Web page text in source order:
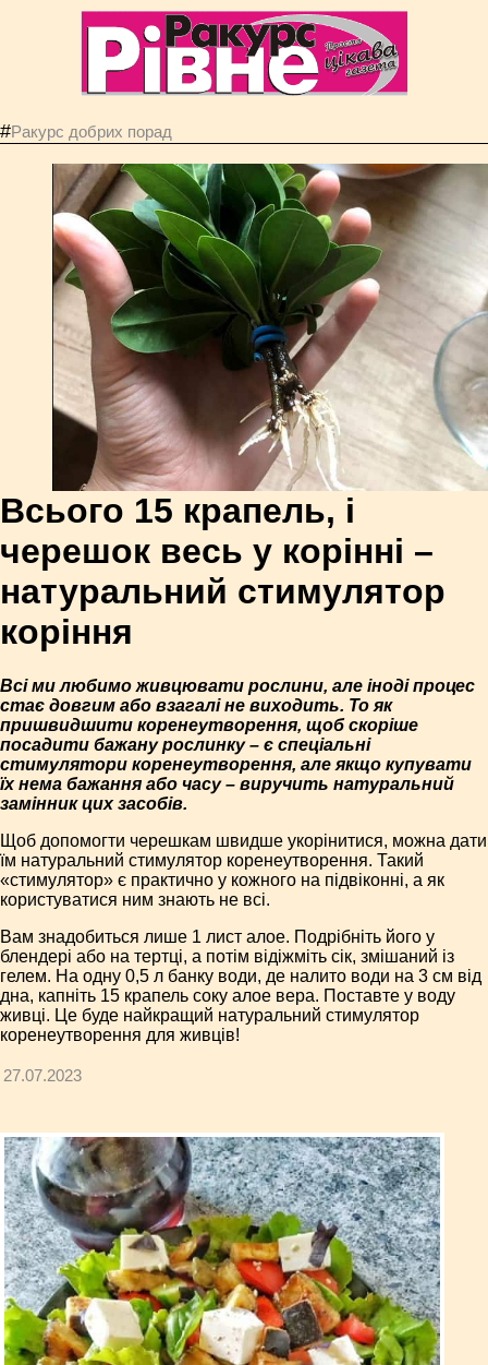
#Ракурс добрих порад
Всього 15 крапель, і
черешок весь у корінні –
натуральний стимулятор
коріння
Всі ми любимо живцювати рослини, але іноді процес
стає довгим або взагалі не виходить. То як
пришвидшити коренеутворення, щоб скоріше
посадити бажану рослинку – є спеціальні
стимулятори коренеутворення, але якщо купувати
їх нема бажання або часу – виручить натуральний
замінник цих засобів.
Щоб допомогти черешкам швидше укорінитися, можна дати
їм натуральний стимулятор коренеутворення. Такий
«стимулятор» є практично у кожного на підвіконні, а як
користуватися ним знають не всі.
Вам знадобиться лише 1 лист алое. Подрібніть його у
блендері або на тертці, а потім відіжміть сік, змішаний із
гелем. На одну 0,5 л банку води, де налито води на 3 см від
дна, капніть 15 крапель соку алое вера. Поставте у воду
живці. Це буде найкращий натуральний стимулятор
коренеутворення для живців!
27.07.2023